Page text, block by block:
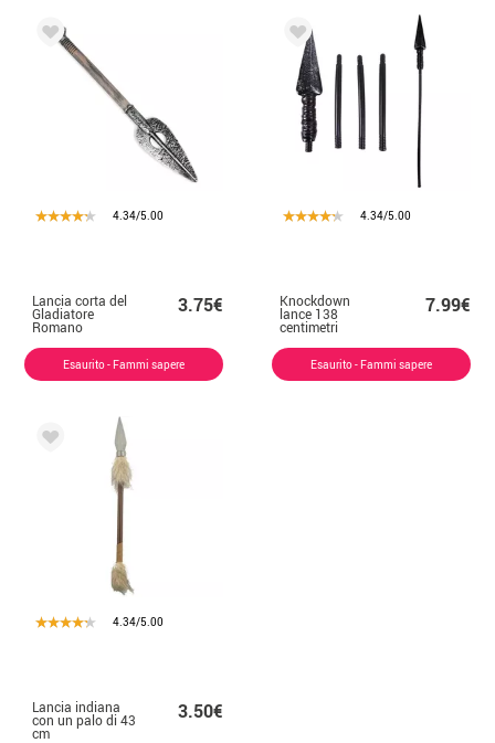
4.34/5.00
Lancia corta del
Gladiatore
Romano
cm
3.75€
Esaurito - Fammi sapere
4.34/5.00
Knockdown
lance 138
centimetri
7.99€
Esaurito - Fammi sapere
4.34/5.00
Lancia indiana
con un palo di 43
cm
3.50€